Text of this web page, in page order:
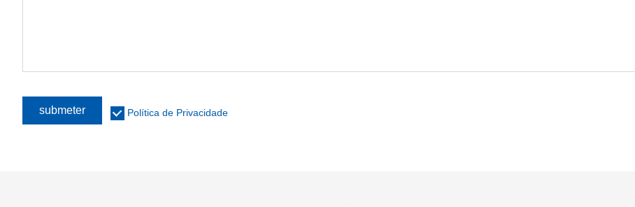
submeter Política de Privacidade